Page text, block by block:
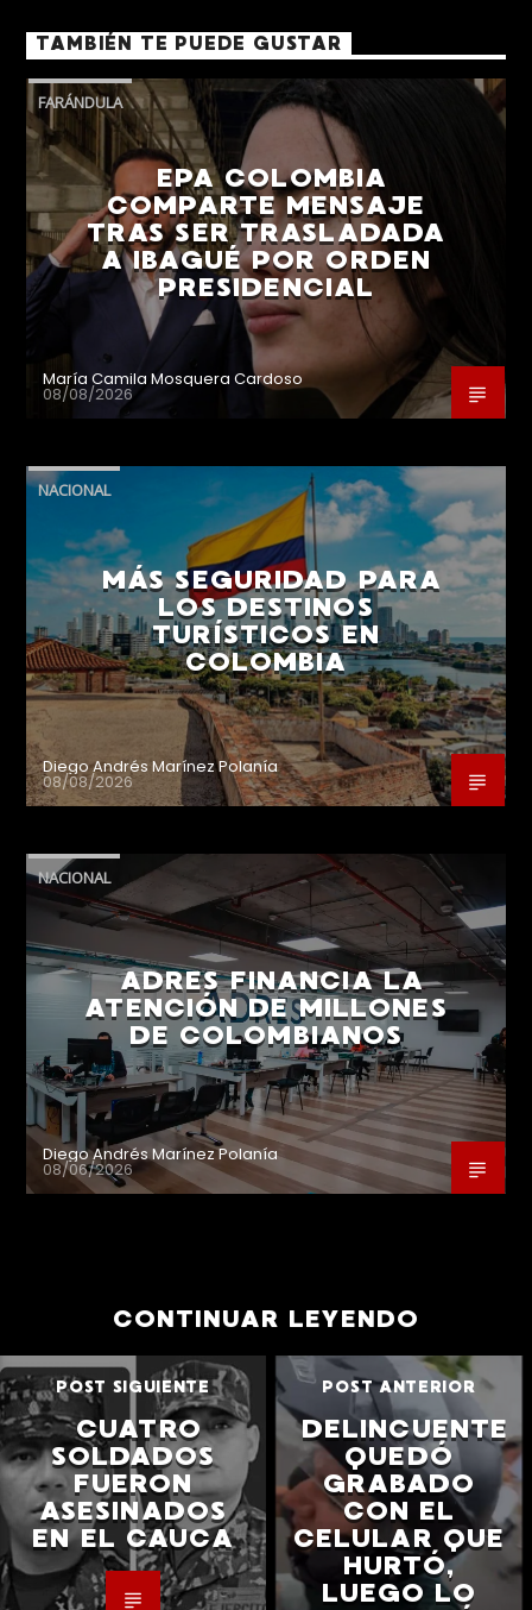
TAMBIÉN TE PUEDE GUSTAR
FARÁNDULA
EPA COLOMBIA
COMPARTE MENSAJE
TRAS SER TRASLADADA
A IBAGUÉ POR ORDEN
PRESIDENCIAL
María Camila Mosquera Cardoso
08/08/2026
NACIONAL
MÁS SEGURIDAD PARA
LOS DESTINOS
TURÍSTICOS EN
COLOMBIA
Diego Andrés Marínez Polanía
08/08/2026
NACIONAL
ADRES FINANCIA LA
ATENCIÓN DE MILLONES
DE COLOMBIANOS
Diego Andrés Marínez Polanía
08/06/2026
CONTINUAR LEYENDO
POST SIGUIENTE
CUATRO
SOLDADOS
FUERON
ASESINADOS
EN EL CAUCA
POST ANTERIOR
DELINCUENTE
QUEDÓ
GRABADO
CON EL
CELULAR QUE
HURTÓ,
LUEGO LO